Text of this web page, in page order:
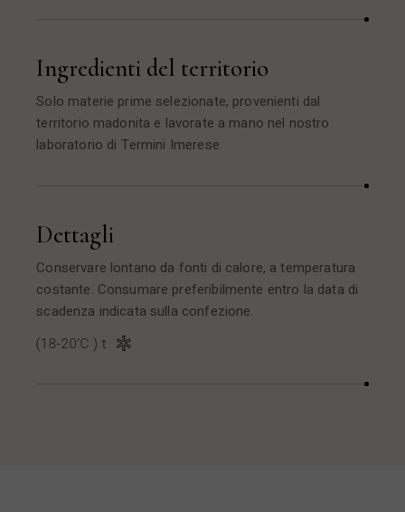
Ingredienti del territorio
Solo materie prime selezionate, provenienti dal
territorio madonita e lavorate a mano nel nostro
laboratorio di Termini Imerese.
Dettagli
Conservare lontano da fonti di calore, a temperatura
costante. Consumare preferibilmente entro la data di
scadenza indicata sulla confezione.